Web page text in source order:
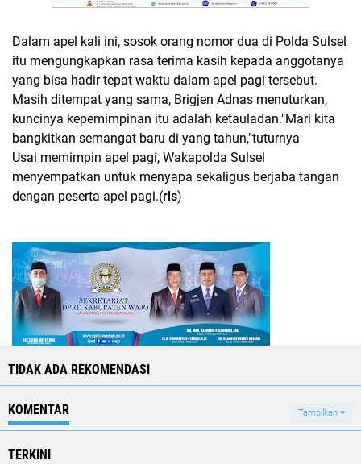
Dalam apel kali ini, sosok orang nomor dua di Polda Sulsel
itu mengungkapkan rasa terima kasih kepada anggotanya
yang bisa hadir tepat waktu dalam apel pagi tersebut.
Masih ditempat yang sama, Brigjen Adnas menuturkan,
kuncinya kepemimpinan itu adalah ketauladan."Mari kita
bangkitkan semangat baru di yang tahun,"tuturnya
Usai memimpin apel pagi, Wakapolda Sulsel
menyempatkan untuk menyapa sekaligus berjaba tangan
dengan peserta apel pagi.(rls)
TIDAK ADA REKOMENDASI
KOMENTAR Tampilkan
TERKINI